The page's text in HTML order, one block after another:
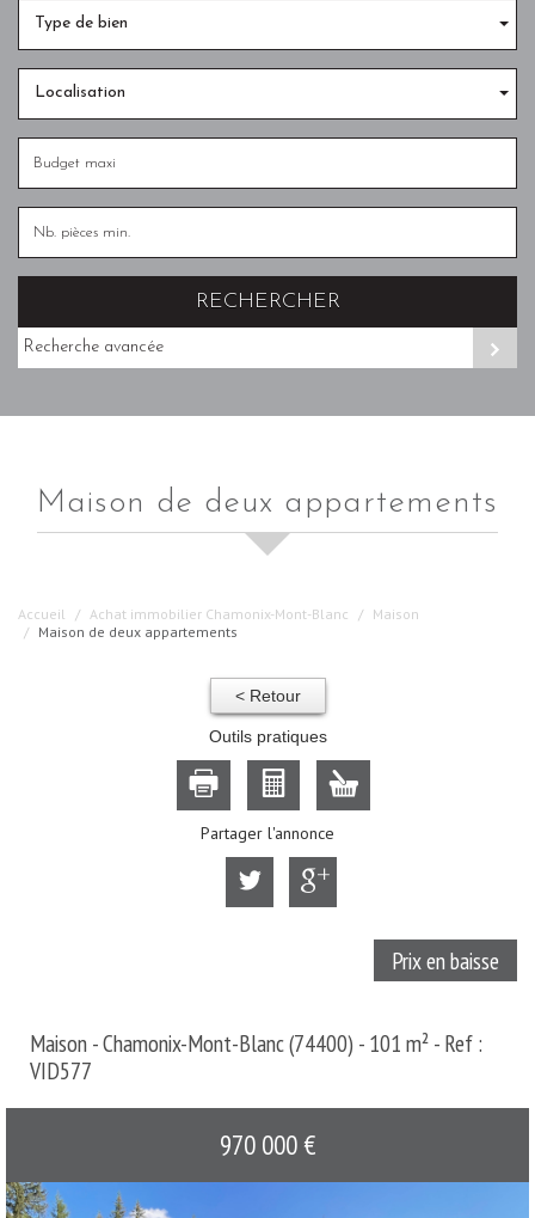
Type de bien
Localisation
RECHERCHER
Recherche avancée
maison de deux appartements
Accueil Achat immobilier Chamonix-Mont-Blanc
Maison
Maison de deux appartements
< Retour
Outils pratiques
Partager l'annonce
Prix en baisse
Maison - Chamonix-Mont-Blanc (74400) - 101 m² - Ref :
VID577
970 000 €